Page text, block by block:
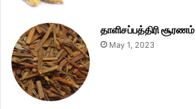
தாளிசப்பத்திரி சூரணம்
May 1, 2023